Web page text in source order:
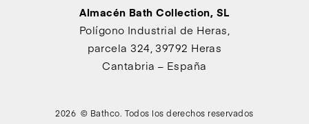
Almacén Bath Collection, SL
Polígono Industrial de Heras,
parcela 324, 39792 Heras
Cantabria – España
2026 © Bathco. Todos los derechos reservados